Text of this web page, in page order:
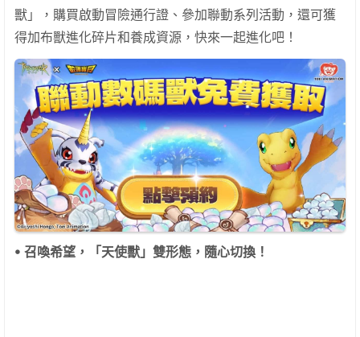
獸」，購買啟動冒險通行證、參加聯動系列活動，還可獲
得加布獸進化碎片和養成資源，快來一起進化吧！
ꔷ 召喚希望，「天使獸」雙形態，隨心切換！